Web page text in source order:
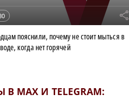
r
пояснили, почему не стоит мыться в
когда нет горячей
И TELEGRAM: